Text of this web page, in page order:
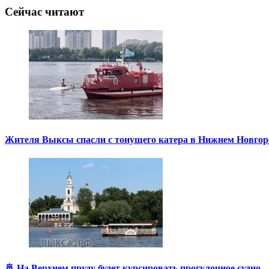
Сейчас читают
Жителя Выксы спасли с тонущего катера в Нижнем